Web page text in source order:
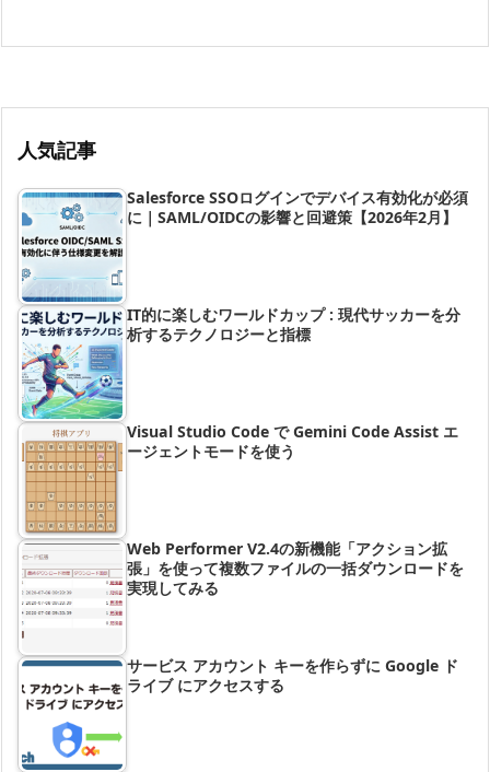
人気記事
Salesforce SSOログインでデバイス有効化が必須
に｜SAML/OIDCの影響と回避策【2026年2月】
IT的に楽しむワールドカップ : 現代サッカーを分
析するテクノロジーと指標
Visual Studio Code で Gemini Code Assist エ
ージェントモードを使う
Web Performer V2.4の新機能「アクション拡
張」を使って複数ファイルの一括ダウンロードを
実現してみる
サービス アカウント キーを作らずに Google ド
ライブ にアクセスする